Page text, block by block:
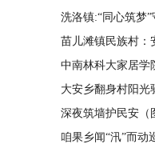
洗洛镇:“同心筑梦
苗儿滩镇民族村：
大安乡翻身村阳光
深夜筑墙护民安（